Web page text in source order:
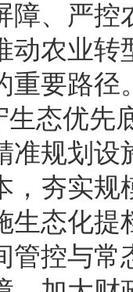
障、严
动农业
重要路径
生态优先
准规划
，夯实
生态化
管控与